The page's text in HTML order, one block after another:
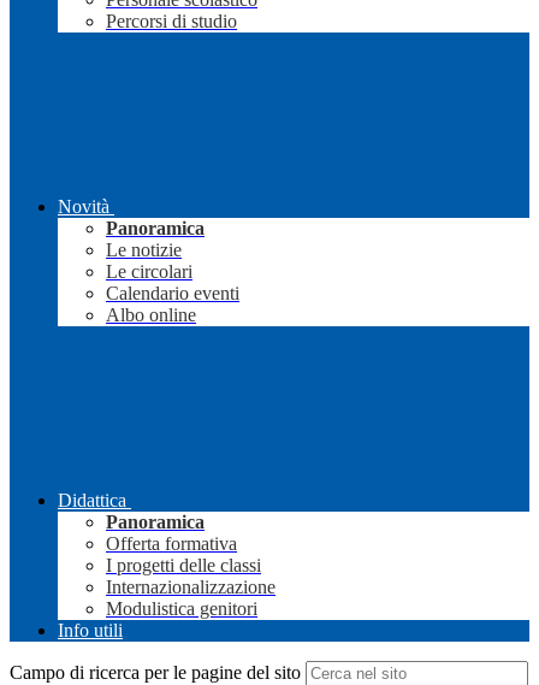
Percorsi di studio
Novità
Panoramica
Le notizie
Le circolari
Calendario eventi
Albo online
Didattica
Panoramica
Offerta formativa
I progetti delle classi
Internazionalizzazione
Modulistica genitori
Info utili
Campo di ricerca per le pagine del sito